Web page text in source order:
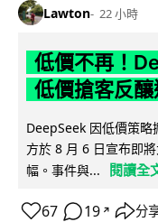
Lawton 22 小時
低價不再！
低價搶客反
DeepSeek 因低價策
方於 8 月 6 日宣布即
幅。事件與...
閱讀全
67 19 ↗ 分